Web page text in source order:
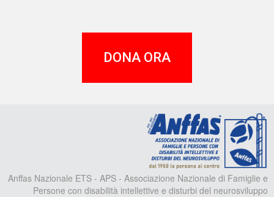
DONA ORA
Anffas Nazionale ETS - APS - Associazione Nazionale di Famiglie e
Persone con disabilità intellettive e disturbi del neurosviluppo